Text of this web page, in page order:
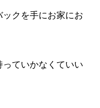
クを手にお家にお
ていかなくていい